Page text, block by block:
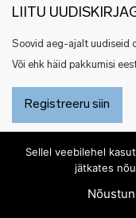
LIITU
Soovid aeg-ajalt uudiseid
Või ehk häid pakkumisi
Registreeru siin
Sellel veebilehel
jätkates
Nõustun